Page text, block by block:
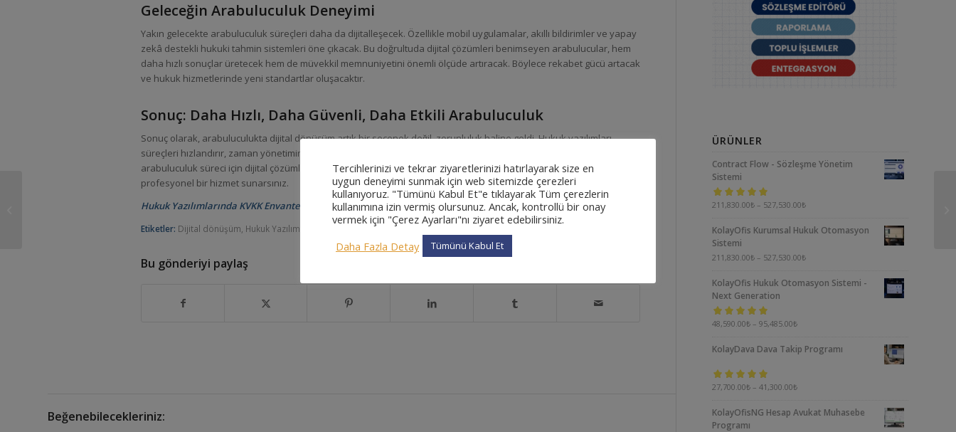
Geleceğin Arabuluculuk Deneyimi
Yakın gelecekte arabuluculuk süreçleri daha da dijitalleşecek. Özellikle mobil uygulamalar, akıllı bildirimler ve yapay
zekâ destekli hukuki tahmin sistemleri öne çıkacak. Bu doğrultuda dijital çözümleri benimseyen arabulucular, hem
daha hızlı sonuçlar üretecek hem de müvekkil memnuniyetini önemli ölçüde artıracak. Böylece rekabet gücü artacak
ve hukuk hizmetlerinde yeni standartlar oluşacaktır.
Sonuç: Daha Hızlı, Daha Güvenli, Daha Etkili Arabuluculuk
Sonuç olarak, arabuluculukta dijital dönüşüm artık bir seçenek değil, zorunluluk haline geldi. Hukuk yazılımları
süreçleri hızlandırır, zaman yönetimini kolaylaştırır ve tarafların memnuniyetini artırır. Siz de modern ve güvenilir bir
arabuluculuk süreci için dijital çözümleri tercih edebilirsiniz. Böylece hem rekabet avantajı elde eder hem de
profesyonel bir hizmet sunarsınız.
Hukuk Yazılımlarında KVKK Envanter Takibi Nasıl Yapılır? Adım Adım Rehber adlı yazımızı okumak için tıklayınız
Etiketler: Dijital dönüşüm, Hukuk Yazılımı
Bu gönderiyi paylaş
Beğenebilecekleriniz:
ÜRÜNLER
Contract Flow - Sözleşme Yönetim
Sistemi
5 üzerinden
211,830.00₺ – 527,530.00₺
KolayOfis Kurumsal Hukuk Otomasyon
Sistemi
211,830.00₺ – 527,530.00₺
KolayOfis Hukuk Otomasyon Sistemi -
Next Generation
5 üzerinden
48,590.00₺ –95,485.00₺
KolayDava Dava Takip Programı
5 üzerinden
27,700.00₺ –41,300.00₺
KolayOfisNG Hesap Avukat Muhasebe
Programı
Tercihlerinizi ve tekrar ziyaretlerinizi hatırlayarak size en
uygun deneyimi sunmak için web sitemizde çerezleri
kullanıyoruz. "Tümünü Kabul Et"e tıklayarak Tüm çerezlerin
kullanımına izin vermiş olursunuz. Ancak, kontrollü bir onay
vermek için "Çerez Ayarları"nı ziyaret edebilirsiniz.
Daha Fazla Detay
Tümünü Kabul Et